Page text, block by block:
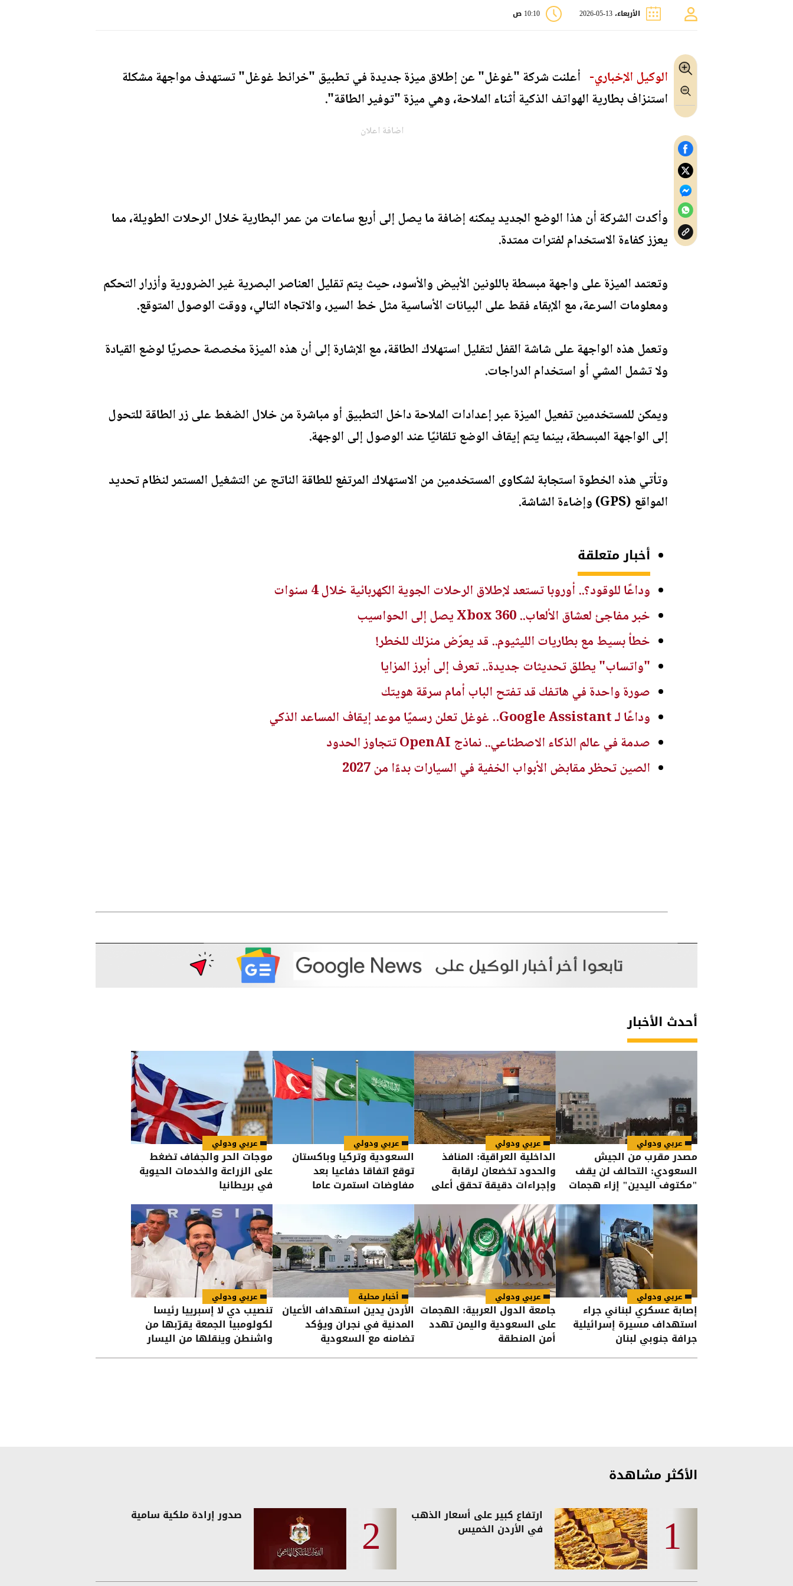
الأربعاء، 13-05-2026 10:10 ص
الوكيل الإخباري- أعلنت شركة "غوغل" عن إطلاق ميزة جديدة في تطبيق "خرائط غوغل" تستهدف مواجهة مشكلة
استنزاف بطارية الهواتف الذكية أثناء الملاحة، وهي ميزة "توفير الطاقة".
اضافة اعلان
وأكدت الشركة أن هذا الوضع الجديد يمكنه إضافة ما يصل إلى أربع ساعات من عمر البطارية خلال الرحلات الطويلة، مما
يعزز كفاءة الاستخدام لفترات ممتدة.
وتعتمد الميزة على واجهة مبسطة باللونين الأبيض والأسود، حيث يتم تقليل العناصر البصرية غير الضرورية وأزرار التحكم
ومعلومات السرعة، مع الإبقاء فقط على البيانات الأساسية مثل خط السير، والاتجاه التالي، ووقت الوصول المتوقع.
وتعمل هذه الواجهة على شاشة القفل لتقليل استهلاك الطاقة، مع الإشارة إلى أن هذه الميزة مخصصة حصريًا لوضع القيادة
ولا تشمل المشي أو استخدام الدراجات.
ويمكن للمستخدمين تفعيل الميزة عبر إعدادات الملاحة داخل التطبيق أو مباشرة من خلال الضغط على زر الطاقة للتحول
إلى الواجهة المبسطة، بينما يتم إيقاف الوضع تلقائيًا عند الوصول إلى الوجهة.
وتأتي هذه الخطوة استجابة لشكاوى المستخدمين من الاستهلاك المرتفع للطاقة الناتج عن التشغيل المستمر لنظام تحديد
المواقع (GPS) وإضاءة الشاشة.
أخبار متعلقة
وداعًا للوقود؟.. أوروبا تستعد لإطلاق الرحلات الجوية الكهربائية خلال 4 سنوات
خبر مفاجئ لعشاق الألعاب.. Xbox 360 يصل إلى الحواسيب
خطأ بسيط مع بطاريات الليثيوم.. قد يعرّض منزلك للخطر!
"واتساب" يطلق تحديثات جديدة.. تعرف إلى أبرز المزايا
صورة واحدة في هاتفك قد تفتح الباب أمام سرقة هويتك
وداعًا لـ Google Assistant.. غوغل تعلن رسميًا موعد إيقاف المساعد الذكي
صدمة في عالم الذكاء الاصطناعي.. نماذج OpenAI تتجاوز الحدود
الصين تحظر مقابض الأبواب الخفية في السيارات بدءًا من 2027
أحدث الأخبار
عربي ودولي
مصدر مقرب من الجيش
السعودي: التحالف لن يقف
"مكتوف اليدين" إزاء هجمات
الحوثيين على القوات اليمنية
عربي ودولي
الداخلية العراقية: المنافذ
والحدود تخضعان لرقابة
وإجراءات دقيقة تحقق أعلى
درجات الأمن
عربي ودولي
السعودية وتركيا وباكستان
توقع اتفاقا دفاعيا بعد
مفاوضات استمرت عاما
عربي ودولي
موجات الحر والجفاف تضغط
على الزراعة والخدمات الحيوية
في بريطانيا
عربي ودولي
إصابة عسكري لبناني جراء
استهداف مسيرة إسرائيلية
جرافة جنوبي لبنان
عربي ودولي
جامعة الدول العربية: الهجمات
على السعودية واليمن تهدد
أمن المنطقة
أخبار محلية
الأردن يدين استهداف الأعيان
المدنية في نجران ويؤكد
تضامنه مع السعودية
عربي ودولي
تنصيب دي لا إسبرييا رئيسا
لكولومبيا الجمعة يقرّبها من
واشنطن وينقلها من اليسار
إلى اليمين
الأكثر مشاهدة
ارتفاع كبير على أسعار الذهب
في الأردن الخميس
صدور إرادة ملكية سامية